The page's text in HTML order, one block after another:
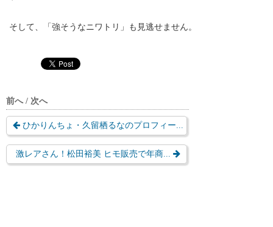
そして、「強そうなニワトリ」も見逃せません。
前へ / 次へ
ひかりんちょ・久留栖るなのプロフィー...
激レアさん！松田裕美 ヒモ販売で年商...